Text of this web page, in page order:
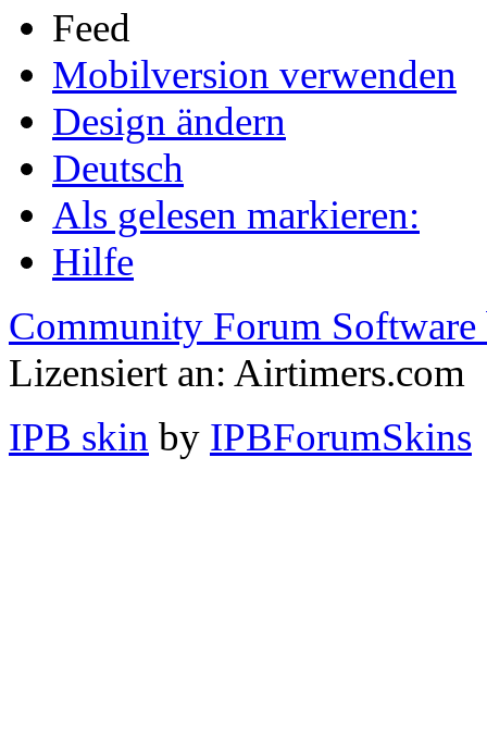
Mobilversion verwenden
Design ändern
Deutsch
Als gelesen markieren:
Hilfe
Community Forum Software
Lizensiert an: Airtimers.com
IPB skin by IPBForumSkins